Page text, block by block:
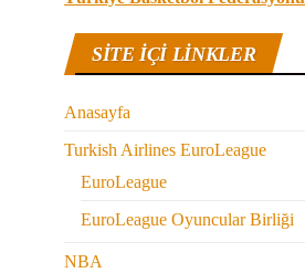
SITE IÇI LINKLER
Anasayfa
Turkish Airlines EuroLeague
EuroLeague
EuroLeague Oyuncular Birliği
NBA